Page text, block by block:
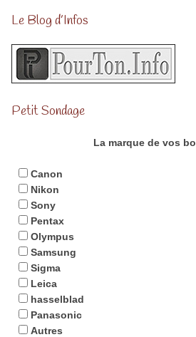
Le Blog d’Infos
Petit Sondage
La marque de vos
Canon
Nikon
Sony
Pentax
Olympus
Samsung
Sigma
Leica
hasselblad
Panasonic
Autres